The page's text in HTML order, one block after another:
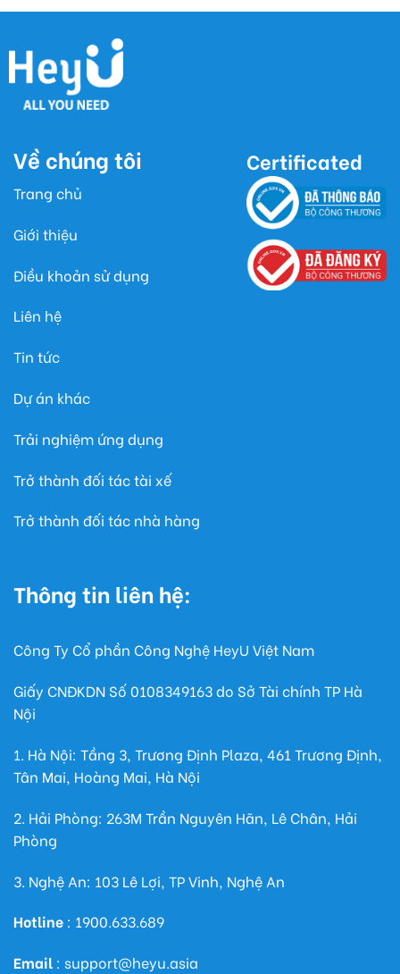
Về chúng tôi
Trang chủ
Giới thiệu
Điều khoản sử dụng
Liên hệ
Tin tức
Dự án khác
Trải nghiệm ứng dụng
Trở thành đối tác tài xế
Trở thành đối tác nhà hàng
Certificated
Thông tin liên hệ:
Công Ty Cổ phần Công Nghệ HeyU Việt Nam
Giấy CNĐKDN Số0108349163do Sở Tài chính TP Hà
Nội
1. Hà Nội: Tầng 3, Trương Định Plaza, 461 Trương Định,
Tân Mai, Hoàng Mai, Hà Nội
2. Hải Phòng: 263M Trần Nguyên Hãn, Lê Chân, Hải
Phòng
3. Nghệ An: 103 Lê Lợi, TP Vinh, Nghệ An
Hotline : 1900.633.689
Email : support@heyu.asia